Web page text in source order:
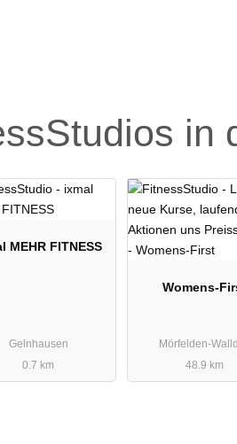
in
MEHR FITNESS
Gelnhausen
0.7 km
Womens-
Mörfelden-
48.9 km